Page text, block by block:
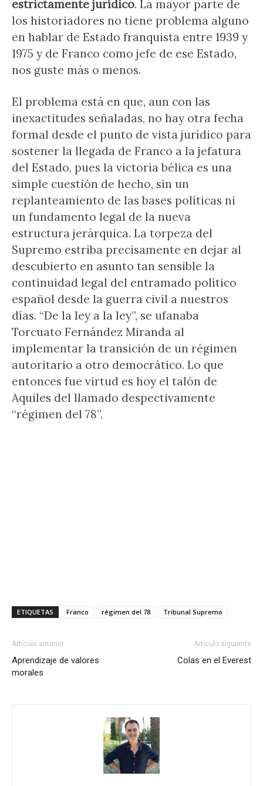
estrictamente jurídico. La mayor parte de
los historiadores no tiene problema alguno
en hablar de Estado franquista entre 1939 y
1975 y de Franco como jefe de ese Estado,
nos guste más o menos.
El problema está en que, aun con las
inexactitudes señaladas, no hay otra fecha
formal desde el punto de vista jurídico para
sostener la llegada de Franco a la jefatura
del Estado, pues la victoria bélica es una
simple cuestión de hecho, sin un
replanteamiento de las bases políticas ni
un fundamento legal de la nueva
estructura jerárquica. La torpeza del
Supremo estriba precisamente en dejar al
descubierto en asunto tan sensible la
continuidad legal del entramado político
español desde la guerra civil a nuestros
días. “De la ley a la ley”, se ufanaba
Torcuato Fernández Miranda al
implementar la transición de un régimen
autoritario a otro democrático. Lo que
entonces fue virtud es hoy el talón de
Aquiles del llamado despectivamente
“régimen del 78”.
ETIQUETAS Franco régimen del 78 Tribunal Supremo
Artículo anterior
Aprendizaje de valores
morales
Artículo siguiente
Colas en el Everest